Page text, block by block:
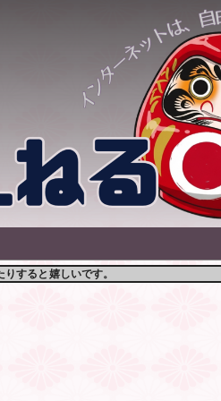
すると嬉しいです。